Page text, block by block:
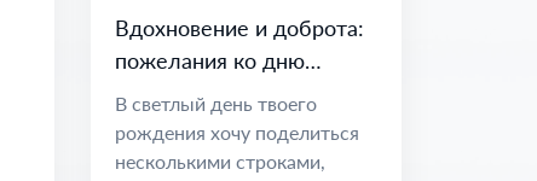
Вдохновение и доброта:
пожелания ко дню
рождения
В светлый день твоего
рождения хочу поделиться
несколькими строками,